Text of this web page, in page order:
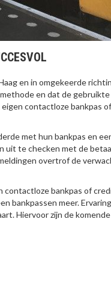
en in omgekeerde
en dat de
contactloze bankpas
met hun bankpas en
uit te checken met de
overtrof de
contactloze bankpas of
bankpassen meer.
Hiervoor zijn de